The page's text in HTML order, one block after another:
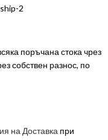
поръчана стока чрез
собствен разнос, по
на Доставка при